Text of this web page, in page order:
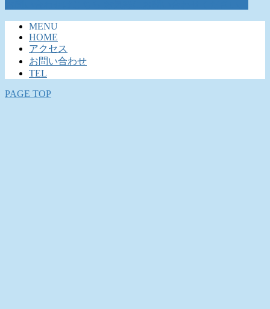
MENU
HOME
アクセス
お問い合わせ
TEL
PAGE TOP